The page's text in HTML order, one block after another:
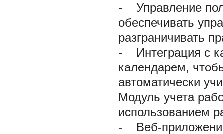
-
Управление
обеспечивать
разграничивать
-
Интеграция с
календарем,
автоматически
Модуль учета
использованием
-
Веб-